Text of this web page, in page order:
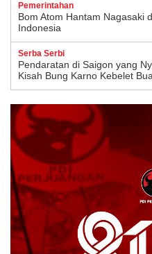
Pemerintahan
Bom Atom Hantam Nagasaki
Indonesia
Serba Serbi
Pendaratan di Saigon yang
Kisah Bung Karno Kebelet